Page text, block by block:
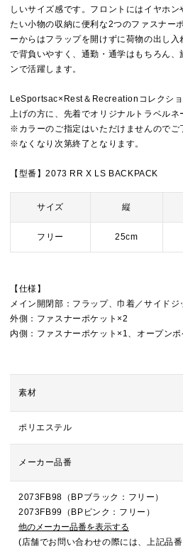
しいサイズ感です。フロントにはイヤホ
たい小物の収納に便利な2つのファスナー
ーからはフラップを開けずに荷物の出し
で背負いやすく、通勤・通学はもちろん
ンで活躍します。
LeSportsac×Rest＆Recreationコレクシ
上げの方に、先着でオリジナルトラベルネ
※カラーのご指定はいただけませんのでご
※なくなり次第終了となります。
【型番】2073 RR X LS BACKPACK
サイズ 縦
フリー 25cm
【仕様】
メイン開閉部：フラップ、巾着／サイドジ
外側：ファスナーポケット×2
内側：ファスナーポケット×1、オープン
素材
ポリエステル
メーカー品番
2073FB98（BPブラック：フリー）
2073FB99（BPピンク：フリー）
他のメーカー品番を表示する
(店舗でお問い合わせの際には、上記品